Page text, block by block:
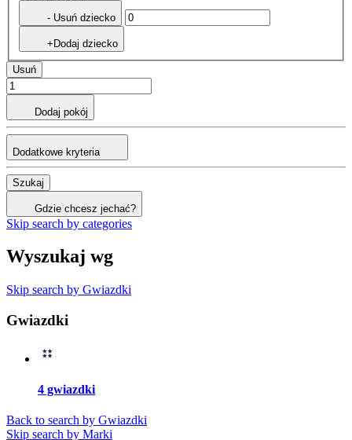
- Usuń dziecko
+Dodaj dziecko
Usuń
Dodaj pokój
Dodatkowe kryteria
Szukaj
Gdzie chcesz jechać?
Skip search by categories
Wyszukaj wg
Skip search by Gwiazdki
Gwiazdki
4 gwiazdki
Back to search by Gwiazdki
Skip search by Marki